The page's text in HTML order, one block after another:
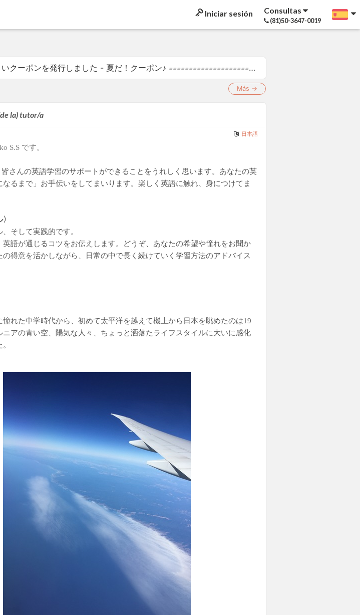
Iniciar sesión Consultas
(81)50-3647-0019
いクーポンを発行しました - 夏だ！クーポン♪ ============================ クーポン名: 夏だ！クーポン♪ コード: e1015427 割引率: 25% 適用レッスン: レッスンパックを除く全てのレッスン 対象受講期...
Más →
la) tutor/a
日本語
S.S です。
さんの英語学習のサポートができることをうれしく思います。あなたの英
るまで」お手伝いをしてまいります。楽しく英語に触れ、身につけてま
そして実践的です。
英語が通じるコツをお伝えします。どうぞ、あなたの希望や憧れをお聞か
の得意を活かしながら、日常の中で長く続けていく学習方法のアドバイス
憧れた中学時代から、初めて太平洋を越えて機上から日本を眺めたのは19
ニアの青い空、陽気な人々、ちょっと洒落たライフスタイルに大いに感化